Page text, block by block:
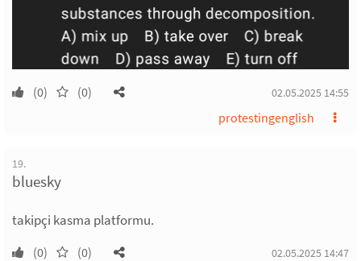
(0) (0) 02.05.2025 14:55
protestingenglish
19.
bluesky
takipçi kasma platformu.
(0) (0) 02.05.2025 14:47